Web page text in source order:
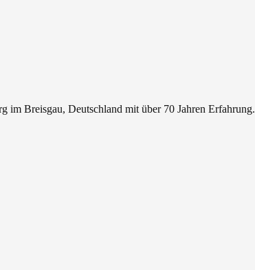
Breisgau, Deutschland mit über 70 Jahren Erfahrung.